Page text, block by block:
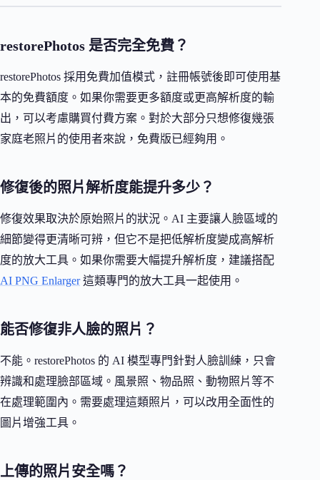
restorePhotos 是否完全免費？
restorePhotos 採用免費加值模式，註冊帳號後即可使用基
本的免費額度。如果你需要更多額度或更高解析度的輸
出，可以考慮購買付費方案。對於大部分只想修復幾張
家庭老照片的使用者來說，免費版已經夠用。
修復後的照片解析度能提升多少？
修復效果取決於原始照片的狀況。AI 主要讓人臉區域的
細節變得更清晰可辨，但它不是把低解析度變成高解析
度的放大工具。如果你需要大幅提升解析度，建議搭配
AI PNG Enlarger這類專門的放大工具一起使用。
能否修復非人臉的照片？
不能。restorePhotos 的 AI 模型專門針對人臉訓練，只會
辨識和處理臉部區域。風景照、物品照、動物照片等不
在處理範圍內。需要處理這類照片，可以改用全面性的
圖片增強工具。
上傳的照片安全嗎？